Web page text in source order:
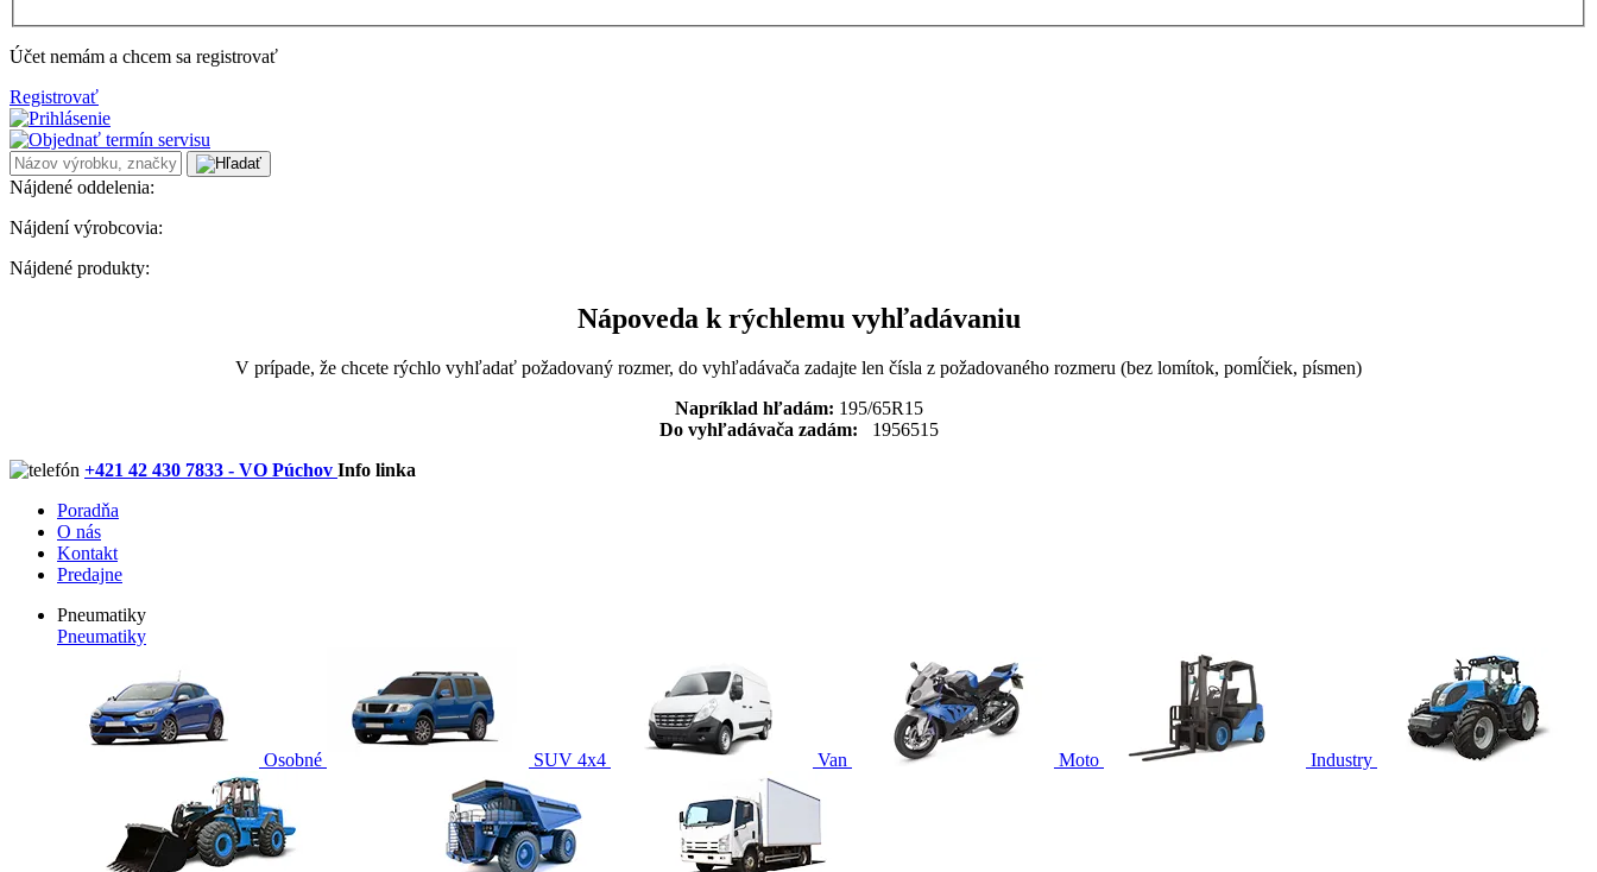
Účet nemám a chcem sa registrovať
Registrovať
Nájdené oddelenia:
Nájdení výrobcovia:
Nájdené produkty:
Nápoveda k rýchlemu vyhľadávaniu
V prípade, že chcete rýchlo vyhľadať požadovaný rozmer, do vyhľadávača zadajte len čísla z požadovaného rozmeru (bez lomítok, pomĺčiek, písmen)
Napríklad hľadám: 195/65R15
Do vyhľadávača zadám: 1956515
+421 42 430 7833 - VO Púchov Info linka
Poradňa
O nás
Kontakt
Predajne
Pneumatiky
Pneumatiky
Osobné SUV 4x4 Van Moto Industry